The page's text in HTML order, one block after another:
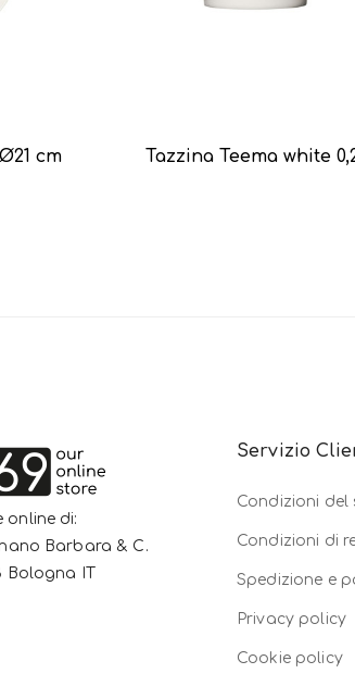
cm Tazzina Teema white
online di:
Barbara & C.
Bologna IT
Servizio
Condizioni del
Condizioni di
Spedizione e
Privacy policy
Cookie policy